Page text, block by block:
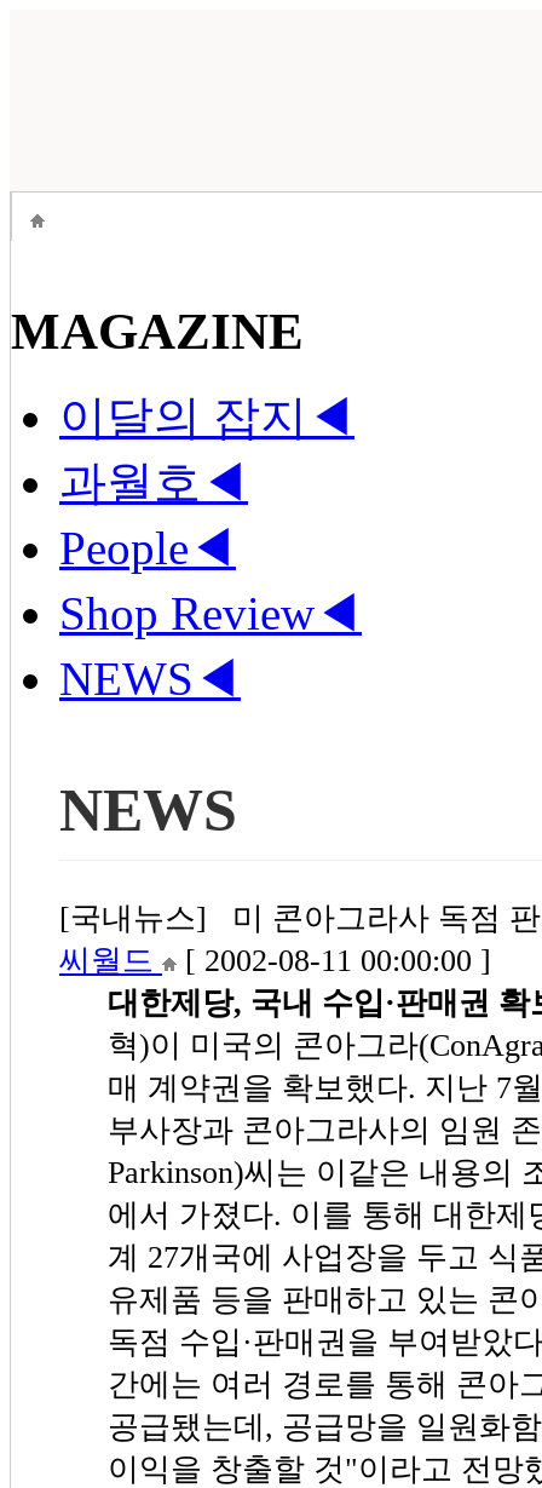
MAGAZINE
이달의 잡지 ◀
과월호 ◀
People◀
Shop Review◀
NEWS ◀
NEWS
[국내뉴스] 미 콘아그라사 독점
씨월드
[ 2002-08-11 00:00:00 ]
대한제당, 국내 수입·판매권 확
혁)이 미국의 콘아그라
매 계약권을 확보했다. 지난 7
부사장과 콘아그라사의 임원
Parkinson)씨는 이같은 내용의
에서 가졌다. 이를 통해 대한제
계 27개국에 사업장을 두고 식
유제품 등을 판매하고 있는 콘
독점 수입·판매권을 부여받았
간에는 여러 경로를 통해 콘아
공급됐는데, 공급망을 일원화
이익을 창출할 것"이라고 전망